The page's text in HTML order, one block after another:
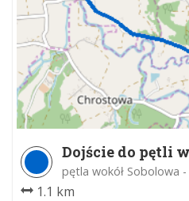
Dojście do pętli
pętla wokół Sobolowa
1.1 km